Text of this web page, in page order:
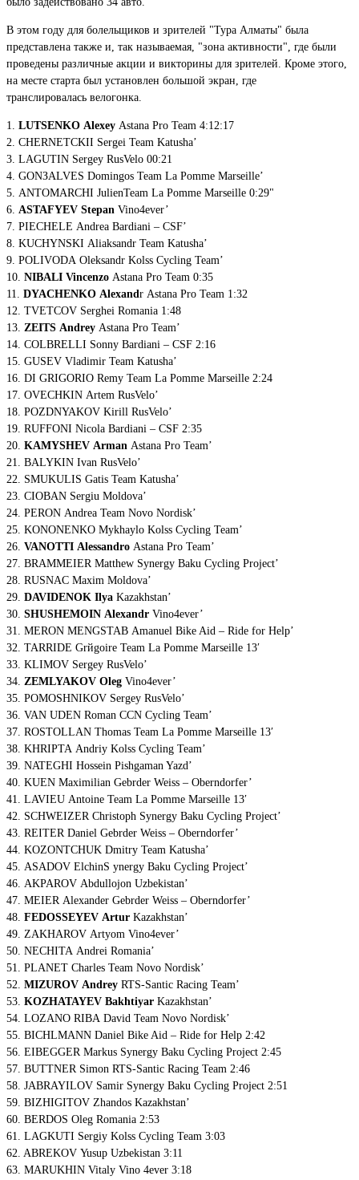
В этом году для болельщиков и зрителей "Тура Алматы" была
представлена также и, так называемая, "зона активности", где были
проведены различные акции и викторины для зрителей. Кроме этого,
на месте старта был установлен большой экран, где
транслировалась велогонка.
1. LUTSENKO Alexey Astana Pro Team 4:12:17
2. CHERNETCKII Sergei Team Katusha’
3. LAGUTIN Sergey RusVelo 00:21
4. GONЗALVES Domingos Team La Pomme Marseille’
5. ANTOMARCHI JulienTeam La Pomme Marseille 0:29"
6. ASTAFYEV Stepan Vino4ever’
7. PIECHELE Andrea Bardiani – CSF’
8. KUCHYNSKI Aliaksandr Team Katusha’
9. POLIVODA Oleksandr Kolss Cycling Team’
10. NIBALI Vincenzo Astana Pro Team 0:35
11. DYACHENKO Alexand r Astana Pro Team 1:32
12. TVETCOV Serghei Romania 1:48
13. ZEITS Andrey Astana Pro Team’
14. COLBRELLI Sonny Bardiani – CSF 2:16
15. GUSEV Vladimir Team Katusha’
16. DI GRIGORIO Remy Team La Pomme Marseille 2:24
17. OVECHKIN Artem RusVelo’
18. POZDNYAKOV Kirill RusVelo’
19. RUFFONI Nicola Bardiani – CSF 2:35
20. KAMYSHEV Arman Astana Pro Team’
21. BALYKIN Ivan RusVelo’
22. SMUKULIS Gatis Team Katusha’
23. CIOBAN Sergiu Moldova’
24. PERON Andrea Team Novo Nordisk’
25. KONONENKO Mykhaylo Kolss Cycling Team’
26. VANOTTI Alessandro Astana Pro Team’
27. BRAMMEIER Matthew Synergy Baku Cycling Project’
28. RUSNAC Maxim Moldova’
29. DAVIDENOK Ilya Kazakhstan’
30. SHUSHEMOIN Alexandr Vino4ever’
31. MERON MENGSTAB Amanuel Bike Aid – Ride for Help’
32. TARRIDE Grйgoire Team La Pomme Marseille 13′
33. KLIMOV Sergey RusVelo’
34. ZEMLYAKOV Oleg Vino4ever’
35. POMOSHNIKOV Sergey RusVelo’
36. VAN UDEN Roman CCN Cycling Team’
37. ROSTOLLAN Thomas Team La Pomme Marseille 13′
38. KHRIPTA Andriy Kolss Cycling Team’
39. NATEGHI Hossein Pishgaman Yazd’
40. KUEN Maximilian Gebrder Weiss – Oberndorfer’
41. LAVIEU Antoine Team La Pomme Marseille 13′
42. SCHWEIZER Christoph Synergy Baku Cycling Project’
43. REITER Daniel Gebrder Weiss – Oberndorfer’
44. KOZONTCHUK Dmitry Team Katusha’
45. ASADOV ElchinS ynergy Baku Cycling Project’
46. AKPAROV Abdullojon Uzbekistan’
47. MEIER Alexander Gebrder Weiss – Oberndorfer’
48. FEDOSSEYEV Artur Kazakhstan’
49. ZAKHAROV Artyom Vino4ever’
50. NECHITA Andrei Romania’
51. PLANET Charles Team Novo Nordisk’
52. MIZUROV Andrey RTS-Santic Racing Team’
53. KOZHATAYEV Bakhtiyar Kazakhstan’
54. LOZANO RIBA David Team Novo Nordisk’
55. BICHLMANN Daniel Bike Aid – Ride for Help 2:42
56. EIBEGGER Markus Synergy Baku Cycling Project 2:45
57. BUTTNER Simon RTS-Santic Racing Team 2:46
58. JABRAYILOV Samir Synergy Baku Cycling Project 2:51
59. BIZHIGITOV Zhandos Kazakhstan’
60. BERDOS Oleg Romania 2:53
61. LAGKUTI Sergiy Kolss Cycling Team 3:03
62. ABREKOV Yusup Uzbekistan 3:11
63. MARUKHIN Vitaly Vino 4ever 3:18